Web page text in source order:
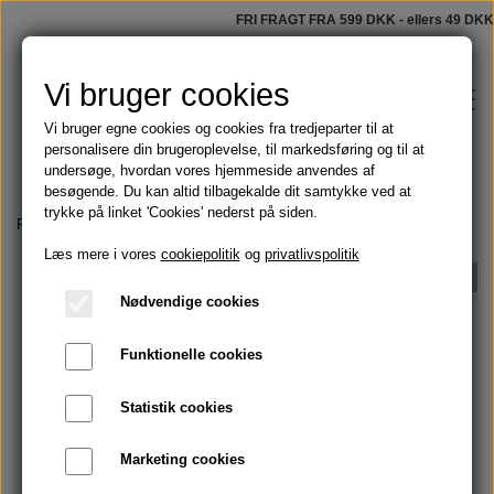
FRI FRAGT FRA 599 DKK - ellers 49 DKK
Shop
Skægolie og barbering
Håndmalede badeforhæng
Blog
Om
Forside Olier Æterisk appelsin
Vi bruger cookies
Vi bruger egne cookies og cookies fra tredjeparter til at
personalisere din brugeroplevelse, til markedsføring og til at
undersøge, hvordan vores hjemmeside anvendes af
besøgende. Du kan altid tilbagekalde dit samtykke ved at
trykke på linket 'Cookies' nederst på siden.
Læs mere i vores cookiepolitikog privatlivspolitik
Nødvendige cookies
Funktionelle cookies
Statistik cookies
Marketing cookies